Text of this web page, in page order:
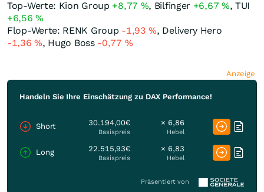
Top-Werte: Kion Group +8,77 %, Bilfinger +6,67 %, TUI
+6,56%
Flop-Werte: RENK Group -1,93%, Delivery Hero
-1,36%, Hugo Boss -0,77 %
Anzeige
Handeln Sie Ihre Einschätzung zu DAX Performance!
Short 30.194,00€
Basispreis
× 6,86
Hebel
Long 22.515,93€
Basispreis
× 6,83
Hebel
Präsentiert von